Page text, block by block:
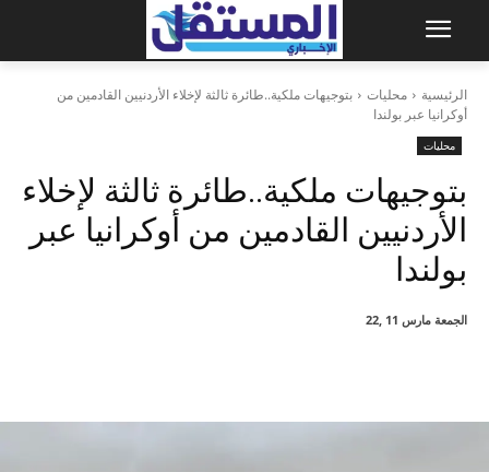
الرئيسية محليات
بتوجيهات ملكية..طائرة ثالثة لإخلاء الأردنيين القادمين من
أوكرانيا عبر بولندا
محليات
بتوجيهات ملكية..طائرة ثالثة لإخلاء
الأردنيين القادمين من أوكرانيا عبر
بولندا
الجمعة مارس 11 ,22